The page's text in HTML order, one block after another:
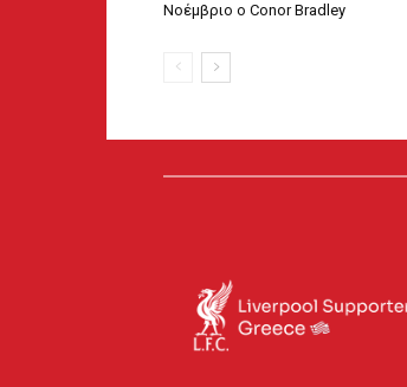
Νοέμβριο ο Conor Bradley